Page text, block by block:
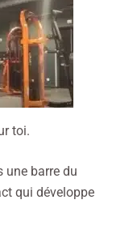
toi.
une barre du
qui développe